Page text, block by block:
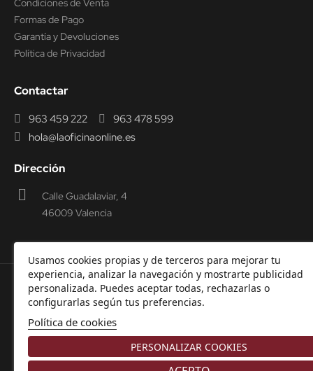
Usamos cookies propias y de terceros para mejorar tu
experiencia, analizar la navegación y mostrarte publicidad
personalizada. Puedes aceptar todas, rechazarlas o
configurarlas según tus preferencias.
Política de cookies
PERSONALIZAR COOKIES
Condiciones de Venta
Formas de Pago
Garantía y Devoluciones
Política de Privacidad
Contactar
963 459 222
963 478 599
hola@laoficinaonline.es
Dirección
Calle Guadalaviar, 4
46009 Valencia
© 2000-2026 Laoficinaonline.SIDEOFFICE, S.L. CIF
B98914336 - Aviso Legal -Política de cookies
Privacidad